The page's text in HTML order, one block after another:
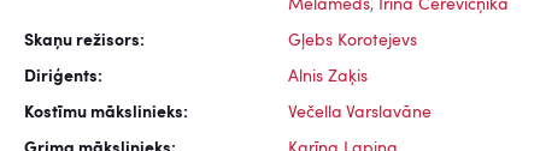
Melameds, Irina Čerevičņika
Skaņu režisors: Gļebs Korotejevs
Diriģents: Alnis Zaķis
Kostīmu mākslinieks: Večella Varslavāne